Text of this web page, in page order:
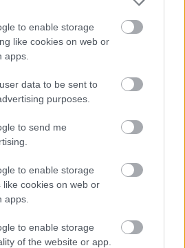
to enable storage
like cookies on web or
apps.
data to be sent to
purposes.
to send me
to enable storage
like cookies on web or
apps.
to enable storage
of the website or app.
στα αποτελέσματα
της Google